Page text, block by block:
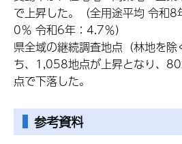
で上昇した。（全用途平均 令和
0％ 令和6年：4.7％）
県全域の継続調査地点（林地を
ち、1,058地点が上昇となり、
点で下落した。
参考資料